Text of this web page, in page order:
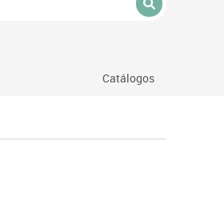
Catálogos